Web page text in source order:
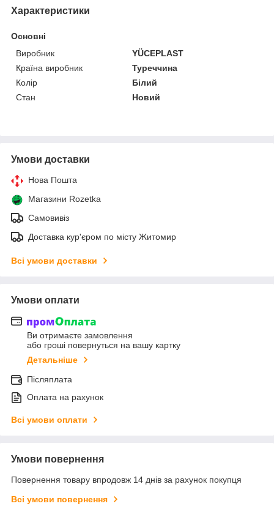
Характеристики
Основні
Виробник
YÜCEPLAST
Країна виробник
Туреччина
Колір
Білий
Стан
Новий
Умови доставки
Нова Пошта
Магазини Rozetka
Самовивіз
Доставка кур'єром по місту Житомир
Всі умови доставки
Умови оплати
Ви отримаєте замовлення
або гроші повернуться на вашу картку
Детальніше
Післяплата
Оплата на рахунок
Всі умови оплати
Умови повернення
Повернення товару впродовж 14 днів за рахунок покупця
Всі умови повернення